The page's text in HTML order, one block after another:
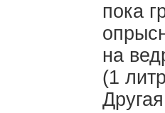
пока
на
(1